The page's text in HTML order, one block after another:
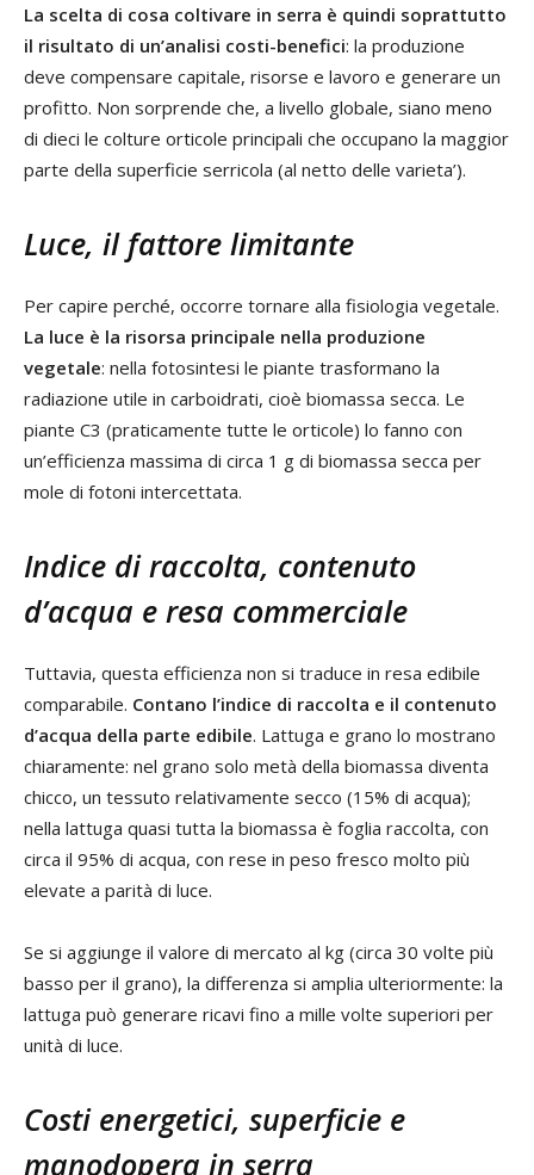
La scelta di cosa coltivare in serra è quindi soprattutto
il risultato di un’analisi costi-benefici: la produzione
deve compensare capitale, risorse e lavoro e generare un
profitto. Non sorprende che, a livello globale, siano meno
di dieci le colture orticole principali che occupano la maggior
parte della superficie serricola (al netto delle varieta’).
Luce, il fattore limitante
Per capire perché, occorre tornare alla fisiologia vegetale.
La luce è la risorsa principale nella produzione
vegetale: nella fotosintesi le piante trasformano la
radiazione utile in carboidrati, cioè biomassa secca. Le
piante C3 (praticamente tutte le orticole) lo fanno con
un’efficienza massima di circa 1 g di biomassa secca per
mole di fotoni intercettata.
Indice di raccolta, contenuto
d’acqua e resa commerciale
Tuttavia, questa efficienza non si traduce in resa edibile
comparabile. Contano l’indice di raccolta e il contenuto
d’acqua della parte edibile. Lattuga e grano lo mostrano
chiaramente: nel grano solo metà della biomassa diventa
chicco, un tessuto relativamente secco (15% di acqua);
nella lattuga quasi tutta la biomassa è foglia raccolta, con
circa il 95% di acqua, con rese in peso fresco molto più
elevate a parità di luce.
Se si aggiunge il valore di mercato al kg (circa 30 volte più
basso per il grano), la differenza si amplia ulteriormente: la
lattuga può generare ricavi fino a mille volte superiori per
unità di luce.
Costi energetici, superficie e
manodopera in serra